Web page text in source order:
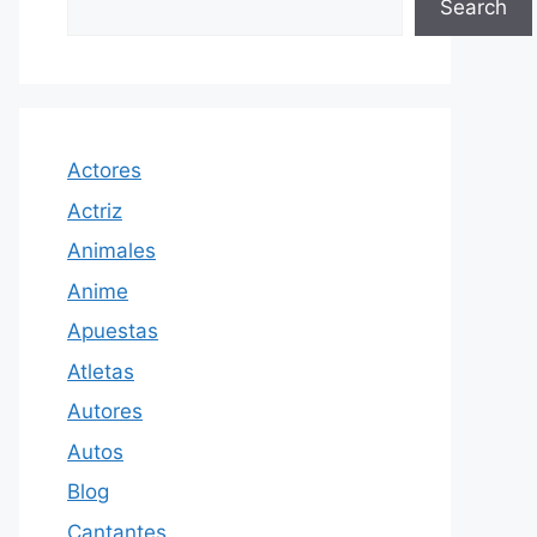
Search
Actores
Actriz
Animales
Anime
Apuestas
Atletas
Autores
Autos
Blog
Cantantes